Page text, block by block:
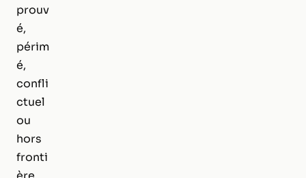
prouv
é,
périm
é,
confli
ctuel
ou
hors
fronti